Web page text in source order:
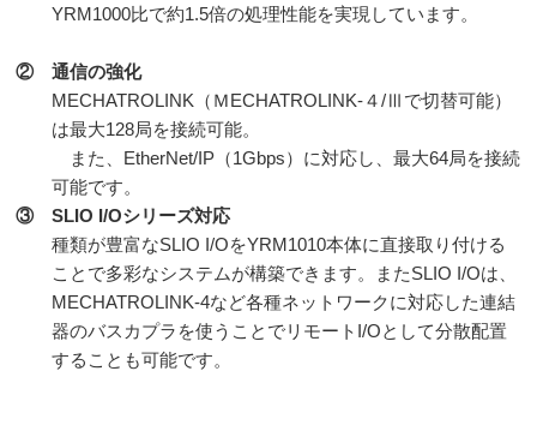
YRM1000比で約1.5倍の処理性能を実現しています。
② 通信の強化
MECHATROLINK（ＭECHATROLINK-４/Ⅲで切替可能）
は最大128局を接続可能。
また、EtherNet/IP（1Gbps）に対応し、最大64局を接続
可能です。
③ SLIO I/Oシリーズ対応
種類が豊富なSLIO I/OをYRM1010本体に直接取り付ける
ことで多彩なシステムが構築できます。またSLIO I/Oは、
MECHATROLINK-4など各種ネットワークに対応した連結
器のバスカプラを使うことでリモートI/Oとして分散配置
することも可能です。